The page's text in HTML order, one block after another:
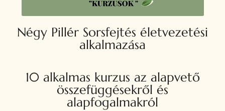
Négy Pillér Sorsfejtés életvezetési
alkalmazása
10 alkalmas kurzus az alapvető
összefüggésekről és
alapfogalmakról